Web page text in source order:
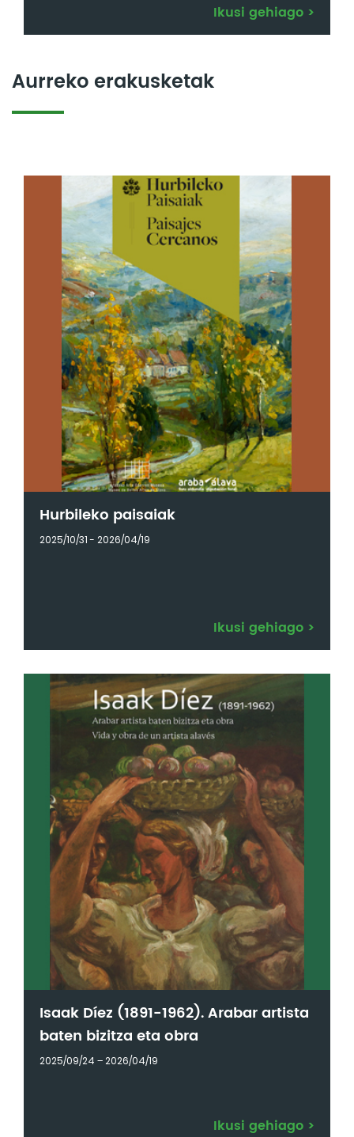
Ikusi gehiago >
Aurreko erakusketak
Hurbileko paisaiak
2025/10/31 - 2026/04/19
Ikusi gehiago >
Isaak Díez (1891-1962). Arabar artista
baten bizitza eta obra
2025/09/24 – 2026/04/19
Ikusi gehiago >